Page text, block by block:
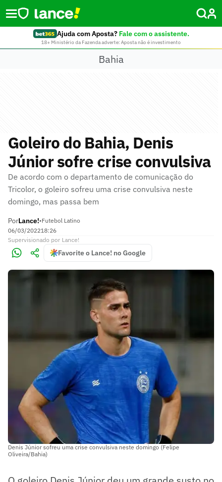
Ajuda com Aposta? Fale com o assistente.
18+ Ministério da Fazenda adverte: Aposta não é investimento
Bahia
Goleiro do Bahia, Denis
Júnior sofre crise convulsiva
De acordo com o departamento de comunicação do
Tricolor, o goleiro sofreu uma crise convulsiva neste
domingo, mas passa bem
PorLance!•Futebol Latino
06/03/202218:26
Supervisionado por Lance!
Favorite o Lance! no Google
Denis Júnior sofreu uma crise convulsiva neste domingo (Felipe
Oliveira/Bahia)